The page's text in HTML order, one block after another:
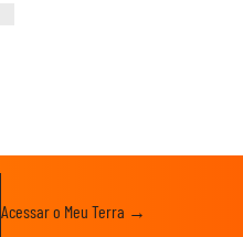
Acessar o Meu Terra →